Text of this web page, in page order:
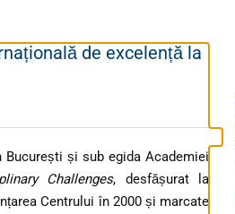
de excelență la
și sub egida Academiei
Challenges, desfășurat la
Centrului în 2000 și marcate